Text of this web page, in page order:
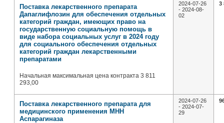
Поставка лекарственного препарата
Дапаглифлозин для обеспечения отдельных
категорий граждан, имеющих право на
государственную социальную помощь в
виде набора социальных услуг в 2024 году
для социального обеспечения отдельных
категорий граждан лекарственными
препаратами
Начальная максимальная цена контракта 3 811
293,00
2024-07-26
- 2024-08-
02
3
Поставка лекарственного препарата для
медицинского применения МНН
Аспарагиназа
2024-07-26
- 2024-07-
29